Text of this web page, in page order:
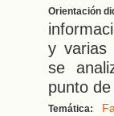
Orientación
y varias
se
punto
Temática: